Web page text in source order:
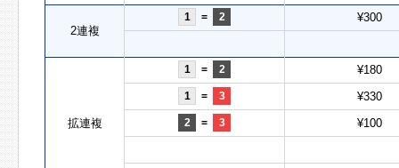
2連複
1 = 2 ¥300
拡連複
1 = 2 ¥180
1 = 3 ¥330
2 = 3 ¥100